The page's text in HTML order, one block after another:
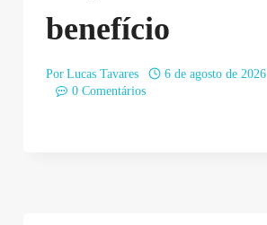
benefício
Por Lucas Tavares
6 de agosto de 2026
0 Comentários